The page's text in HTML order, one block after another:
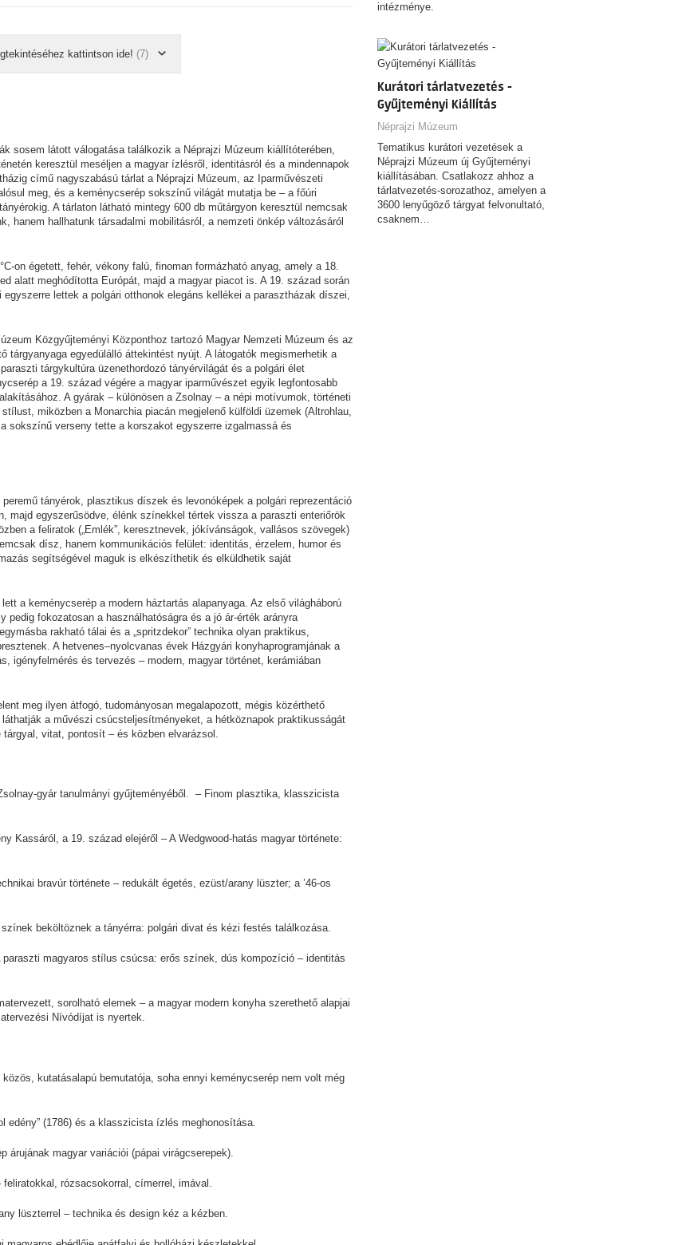
kattintson ide! (7)
sosem látott válogatása találkozik a Néprajzi Múzeum kiállítóterében,
keresztül meséljen a magyar ízlésről, identitásról és a mindennapok
című nagyszabású tárlat a Néprajzi Múzeum, az Iparművészeti
meg, és a keménycserép sokszínű világát mutatja be – a főúri
A tárlaton látható mintegy 600 db műtárgyon keresztül nemcsak
hanem hallhatunk társadalmi mobilitásról, a nemzeti önkép változásáról
on égetett, fehér, vékony falú, finoman formázható anyag, amely a 18.
alatt meghódította Európát, majd a magyar piacot is. A 19. század során
lettek a polgári otthonok elegáns kellékei a parasztházak díszei,
Közgyűjteményi Központhoz tartozó Magyar Nemzeti Múzeum és az
egyedülálló áttekintést nyújt. A látogatók megismerhetik a
tárgykultúra üzenethordozó tányérvilágát és a polgári élet
a 19. század végére a magyar iparművészet egyik legfontosabb
A gyárak – különösen a Zsolnay – a népi motívumok, történeti
miközben a Monarchia piacán megjelenő külföldi üzemek (Altrohlau,
sokszínű verseny tette a korszakot egyszerre izgalmassá és
tányérok, plasztikus díszek és levonóképek a polgári reprezentáció
majd egyszerűsödve, élénk színekkel tértek vissza a paraszti enteriőrök
a feliratok („Emlék”, keresztnevek, jókívánságok, vallásos szövegek)
dísz, hanem kommunikációs felület: identitás, érzelem, humor és
segítségével maguk is elkészíthetik és elküldhetik saját
a keménycserép a modern háztartás alapanyaga. Az első világháború
pedig fokozatosan a használhatóságra és a jó ár-érték arányra
rakható tálai és a „spritzdekor” technika olyan praktikus,
A hetvenes–nyolcvanas évek Házgyári konyhaprogramjának a
igényfelmérés és tervezés – modern, magyar történet, kerámiában
meg ilyen átfogó, tudományosan megalapozott, mégis közérthető
a művészi csúcsteljesítményeket, a hétköznapok praktikusságát
vitat, pontosít – és közben elvarázsol.
gyár tanulmányi gyűjteményéből. – Finom plasztika, klasszicista
Kassáról, a 19. század elejéről – A Wedgwood-hatás magyar története:
bravúr története – redukált égetés, ezüst/arany lüszter; a ’46-os
beköltöznek a tányérra: polgári divat és kézi festés találkozása.
paraszti magyaros stílus csúcsa: erős színek, dús kompozíció – identitás
sorolható elemek – a magyar modern konyha szerethető alapjai
Nívódíjat is nyertek.
kutatásalapú bemutatója, soha ennyi keménycserép nem volt még
edény” (1786) és a klasszicista ízlés meghonosítása.
árujának magyar variációi (pápai virágcserepek).
rózsacsokorral, címerrel, imával.
lüszterrel – technika és design kéz a kézben.
intézménye.
Kurátori tárlatvezetés -
Gyűjteményi Kiállítás
Néprajzi Múzeum
Tematikus kurátori vezetések a
Néprajzi Múzeum új Gyűjteményi
kiállításában. Csatlakozz ahhoz a
tárlatvezetés-sorozathoz, amelyen a
3600 lenyűgöző tárgyat felvonultató,
csaknem…